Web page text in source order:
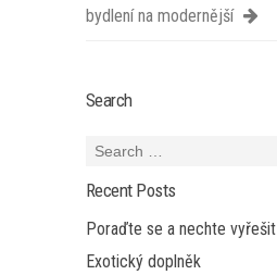
bydlení na modernější
Search
Recent Posts
Poraďte se a nechte vyřešit
Exotický doplněk